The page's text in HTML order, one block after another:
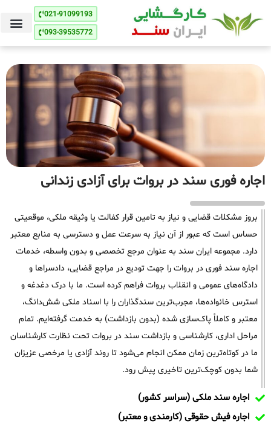
021-91099193
093-39535772
اجاره فوری سند در بروات برای آزادی زندانی
بروز مشکلات قضایی و نیاز به تامین قرار کفالت یا وثیقه ملکی، موقعیتی
حساس است که عبور از آن نیاز به سرعت عمل و دسترسی به منابع معتبر
دارد. مجموعه ایران سند به عنوان مرجع تخصصی و بدون واسطه، خدمات
اجاره سند فوری در بروات را جهت تودیع در مراجع قضایی، دادسراها و
دادگاه‌های عمومی و انقلاب بروات فراهم کرده است. ما با درک دغدغه و
استرس خانواده‌ها، مجرب‌ترین سندگذاران را با اسناد ملکی شش‌دانگ،
معتبر و کاملاً پاک‌سازی شده (بدون بازداشت) به خدمت گرفته‌ایم. تمام
مراحل اداری، کارشناسی و بازداشت سند در بروات تحت نظارت کارشناسان
ما در کوتاه‌ترین زمان ممکن انجام می‌شود تا روند آزادی یا مرخصی عزیزان
شما بدون کوچک‌ترین تاخیری پیش رود.
اجاره سند ملکی (سراسر کشور)
اجاره فیش حقوقی (کارمندی و معتبر)